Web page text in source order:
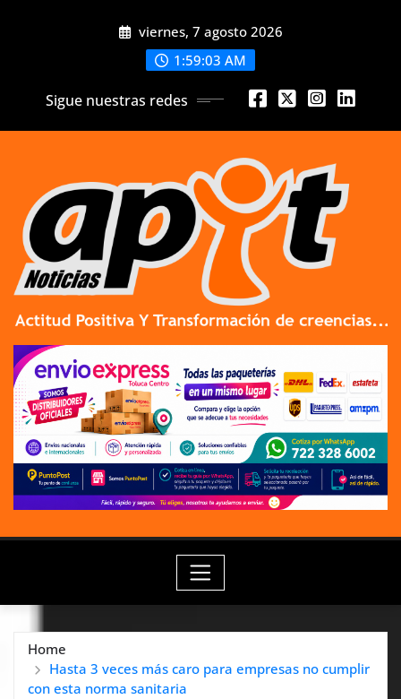
viernes, 7 agosto 2026
1:59:04 AM
Sigue nuestras redes
Home
Hasta 3 veces más caro para empresas no cumplir
con esta norma sanitaria